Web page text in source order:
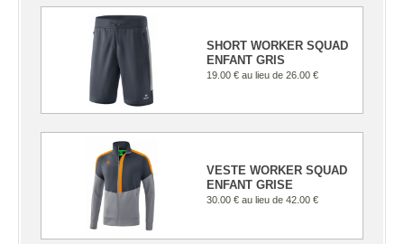
SHORT WORKER SQUAD
ENFANT GRIS
19.00 € au lieu de 26.00 €
VESTE WORKER SQUAD
ENFANT GRISE
30.00 € au lieu de 42.00 €